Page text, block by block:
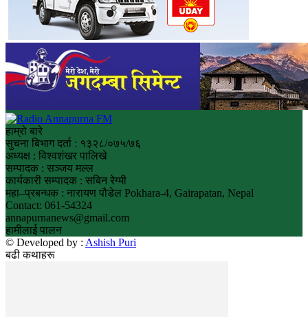
हाम्रो बारे
सुचना बिभाग दर्ता : १३२८/०७५/७६
अध्यक्ष : विश्वशंखर पालिखे
सम्पादक : सञ्जय मल्ल
कार्यकारी सम्पादक : सबिन रेग्मी
महा–प्रबन्धक : नारायण पौडेल Pokhara-4, Gairapatan, Nepal
Contact: 061-54324
annapurnanews@gmail.com
हामीलाई पालन
© Developed by : Ashish Puri
बढी कथाहरू